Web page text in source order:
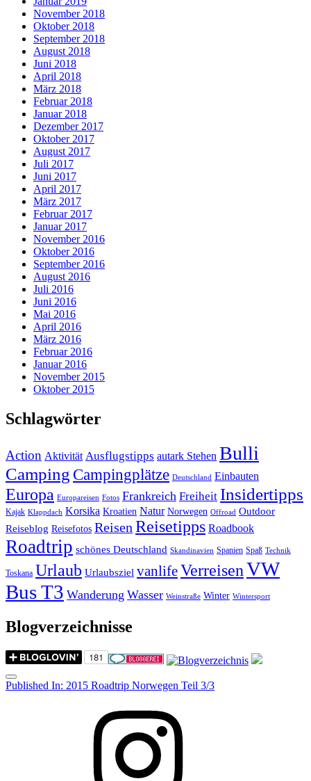
November 2018
Oktober 2018
September 2018
August 2018
Juni 2018
April 2018
März 2018
Februar 2018
Januar 2018
Dezember 2017
Oktober 2017
August 2017
Juli 2017
Juni 2017
April 2017
März 2017
Februar 2017
Januar 2017
November 2016
Oktober 2016
September 2016
August 2016
Juli 2016
Juni 2016
Mai 2016
April 2016
März 2016
Februar 2016
Januar 2016
November 2015
Oktober 2015
Schlagwörter
Action Aktivität Ausflugstipps autark Stehen Bulli
Camping Campingplätze Deutschland Einbauten
Europa Europareisen Fotos Frankreich Freiheit Insidertipps
Kajak Klappdach Korsika Kroatien Natur Norwegen Offroad Outdoor
Reiseblog Reisefotos ReisenReisetipps Roadbook
Roadtrip schönes Deutschland Skandinavien Spanien Spaß Technik
Toskana Urlaub Urlaubsziel vanlifeVerreisenVW
Bus T3 Wanderung Wasser Weinstraße Winter Wintersport
Blogverzeichnisse
Menu
Post
Published In: 2015 Roadtrip Norwegen Teil 3/3